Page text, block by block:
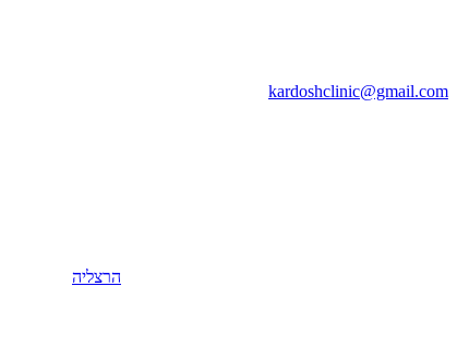
kardoshclinic@gmail.com
הרצליה